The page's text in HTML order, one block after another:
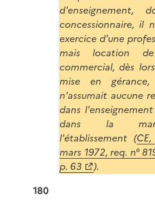
concessionnaire, il
exercice d'une
mais location
commercial, dès
mise en
n'assumait aucune
dans
dans la
l'établissement (
mars 1972, req. n°
p. 63
).
180